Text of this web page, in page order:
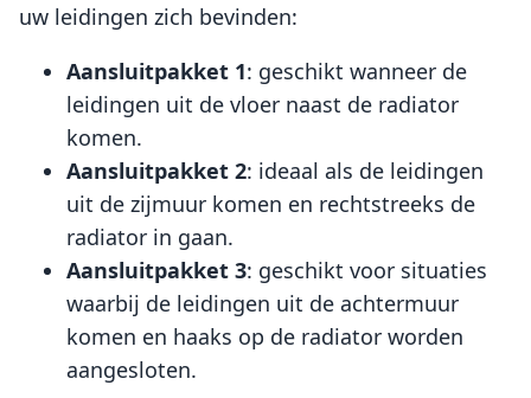
uw leidingen zich bevinden:
Aansluitpakket 1: geschikt wanneer de
leidingen uit de vloer naast de radiator
komen.
Aansluitpakket 2: ideaal als de leidingen
uit de zijmuur komen en rechtstreeks de
radiator in gaan.
Aansluitpakket 3: geschikt voor situaties
waarbij de leidingen uit de achtermuur
komen en haaks op de radiator worden
aangesloten.